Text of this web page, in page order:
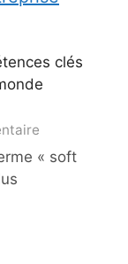
clés
skills
« soft